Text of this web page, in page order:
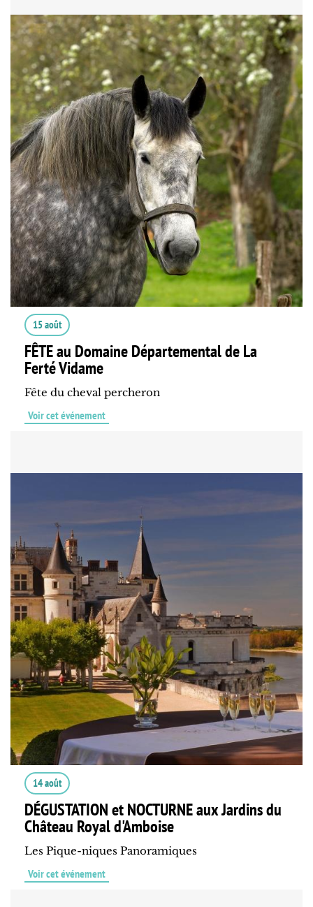
15 août
FÊTE au Domaine Départemental de La
Ferté Vidame
Fête du cheval percheron
Voir cet événement
14 août
DÉGUSTATION et NOCTURNE aux Jardins du
Château Royal d'Amboise
Les Pique-niques Panoramiques
Voir cet événement